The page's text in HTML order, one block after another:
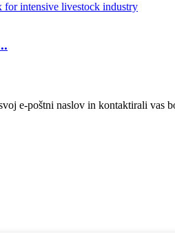
e-poštni naslov in kontaktirali vas